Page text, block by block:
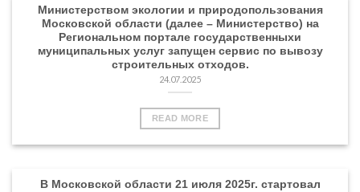
Министерством экологии и природопользования
Московской области (далее – Министерство) на
Региональном портале государственныхи
муниципальных услуг запущен сервис по вывозу
строительных отходов.
24.07.2025
READ MORE
В Московской области 21 июля 2025г. стартовал